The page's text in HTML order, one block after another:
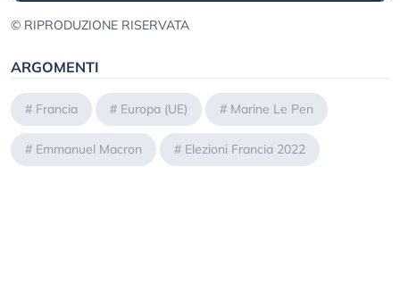
© RIPRODUZIONE RISERVATA
ARGOMENTI
# Francia # Europa (UE) # Marine Le Pen
# Emmanuel Macron # Elezioni Francia 2022